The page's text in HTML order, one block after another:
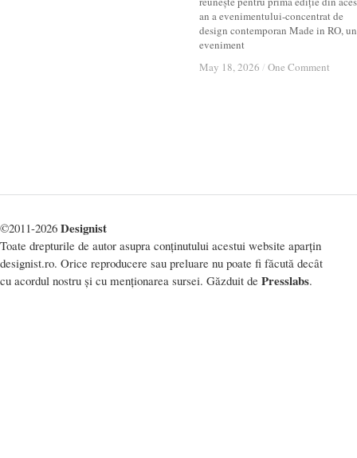
an a evenimentului-concentrat de
design contemporan Made in RO, un
eveniment
May 18, 2026 / One Comment
May 18, 2026 / One Comment
©2011-2026 Designist
Toate drepturile de autor asupra conținutului acestui website aparțin
designist.ro. Orice reproducere sau preluare nu poate fi făcută decât
cu acordul nostru și cu menționarea sursei. Găzduit de Presslabs.